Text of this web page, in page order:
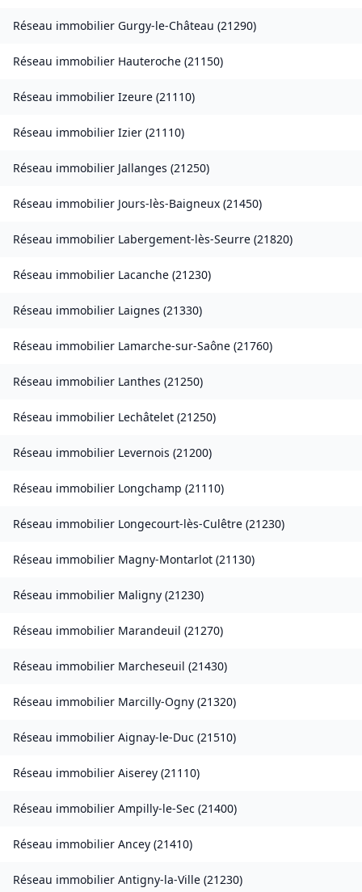
Réseau immobilier Gurgy-le-Château (21290)
Réseau immobilier Hauteroche (21150)
Réseau immobilier Izeure (21110)
Réseau immobilier Izier (21110)
Réseau immobilier Jallanges (21250)
Réseau immobilier Jours-lès-Baigneux (21450)
Réseau immobilier Labergement-lès-Seurre (21820)
Réseau immobilier Lacanche (21230)
Réseau immobilier Laignes (21330)
Réseau immobilier Lamarche-sur-Saône (21760)
Réseau immobilier Lanthes (21250)
Réseau immobilier Lechâtelet (21250)
Réseau immobilier Levernois (21200)
Réseau immobilier Longchamp (21110)
Réseau immobilier Longecourt-lès-Culêtre (21230)
Réseau immobilier Magny-Montarlot (21130)
Réseau immobilier Maligny (21230)
Réseau immobilier Marandeuil (21270)
Réseau immobilier Marcheseuil (21430)
Réseau immobilier Marcilly-Ogny (21320)
Réseau immobilier Aignay-le-Duc (21510)
Réseau immobilier Aiserey (21110)
Réseau immobilier Ampilly-le-Sec (21400)
Réseau immobilier Ancey (21410)
Réseau immobilier Antigny-la-Ville (21230)